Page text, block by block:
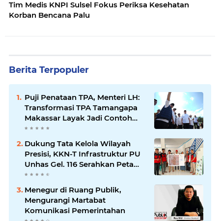
Tim Medis KNPI Sulsel Fokus Periksa Kesehatan
Korban Bencana Palu
Berita Terpopuler
Puji Penataan TPA, Menteri LH:
Transformasi TPA Tamangapa
Makassar Layak Jadi Contoh
Nasional
Dukung Tata Kelola Wilayah
Presisi, KKN-T Infrastruktur PU
Unhas Gel. 116 Serahkan Peta
Batas Dusun Berbasis GIS ke
Desa Bonto Matene
Menegur di Ruang Publik,
Mengurangi Martabat
Komunikasi Pemerintahan